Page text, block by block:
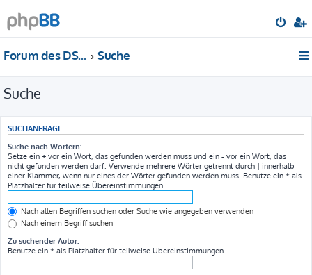
Forum des DS-Club Deutschland e.V. Suche
Suche
SUCHANFRAGE
Suche nach Wörtern:
Setze ein + vor ein Wort, das gefunden werden muss und ein - vor ein Wort, das
nicht gefunden werden darf. Verwende mehrere Wörter getrennt durch | innerhalb
einer Klammer, wenn nur eines der Wörter gefunden werden muss. Benutze ein * als
Platzhalter für teilweise Übereinstimmungen.
Nach allen Begriffen suchen oder Suche wie angegeben verwenden
Nach einem Begriff suchen
Zu suchender Autor:
Benutze ein * als Platzhalter für teilweise Übereinstimmungen.